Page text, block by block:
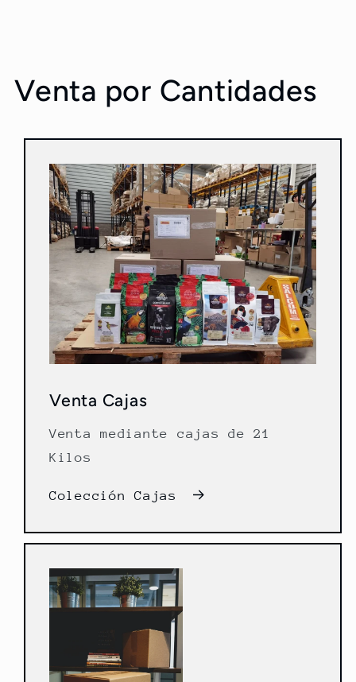
Venta por Cantidades
Venta Cajas
Venta mediante cajas de 21
Kilos
Colección Cajas